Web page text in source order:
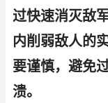
过快速消灭敌
内削弱敌人的
要谨慎，避免
溃。